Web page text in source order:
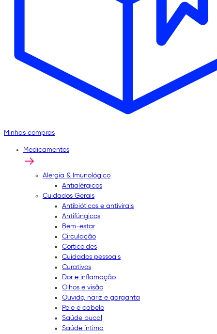
Minhas compras
Medicamentos
Alergia & Imunológico
Antialérgicos
Cuidados Gerais
Antibióticos e antivirais
Antifúngicos
Bem-estar
Circulação
Corticoides
Cuidados pessoais
Curativos
Dor e inflamação
Olhos e visão
Ouvido, nariz e garganta
Pele e cabelo
Saúde bucal
Saúde íntima